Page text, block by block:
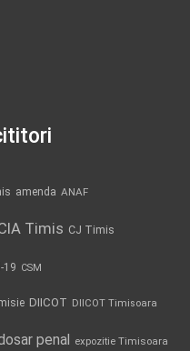
amenda ANAF
Timis CJ Timis
19 CSM
DIICOT DIICOT Timisoara
penal expozitie Timisoara